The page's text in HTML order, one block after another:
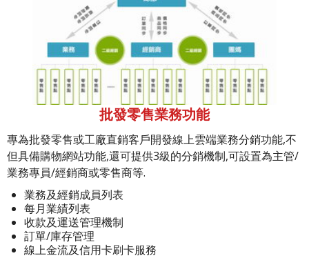
批發零售業務功能
專為批發零售或工廠直銷客戶開發線上雲端業務分銷功能,不
但具備購物網站功能,還可提供3級的分銷機制,可設置為主管/
業務專員/經銷商或零售商等.
業務及經銷成員列表
每月業績列表
收款及運送管理機制
訂單/庫存管理
線上金流及信用卡刷卡服務